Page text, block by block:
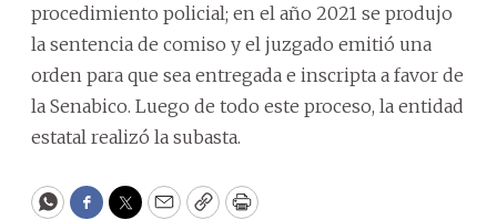
procedimiento policial; en el año 2021 se produjo
la sentencia de comiso y el juzgado emitió una
orden para que sea entregada e inscripta a favor de
la Senabico. Luego de todo este proceso, la entidad
estatal realizó la subasta.
WhatsApp
Facebook
Twitter
EmailCopyPrint